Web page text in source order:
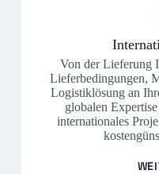
Von der Lieferung
Lieferbedingungen,
Logistiklösung an
globalen
internationales